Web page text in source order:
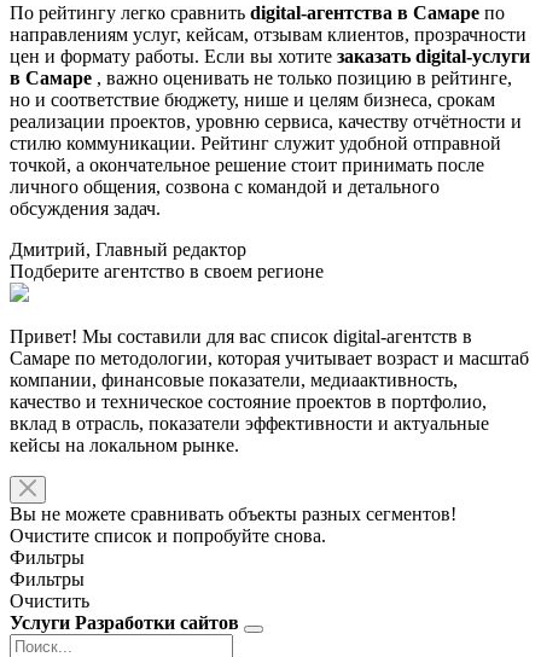
По рейтингу легко сравнить digital-агентства в Самаре по
направлениям услуг, кейсам, отзывам клиентов, прозрачности
цен и формату работы. Если вы хотите заказать digital-услуги
в Самаре , важно оценивать не только позицию в рейтинге,
но и соответствие бюджету, нише и целям бизнеса, срокам
реализации проектов, уровню сервиса, качеству отчётности и
стилю коммуникации. Рейтинг служит удобной отправной
точкой, а окончательное решение стоит принимать после
личного общения, созвона с командой и детального
обсуждения задач.
Дмитрий, Главный редактор
Подберите агентство в своем регионе
Привет! Мы составили для вас список digital-агентств в
Самаре по методологии, которая учитывает возраст и масштаб
компании, финансовые показатели, медиаактивность,
качество и техническое состояние проектов в портфолио,
вклад в отрасль, показатели эффективности и актуальные
кейсы на локальном рынке.
Вы не можете сравнивать объекты разных сегментов!
Очистите список и попробуйте снова.
Фильтры
Фильтры
Очистить
Услуги Разработки сайтов